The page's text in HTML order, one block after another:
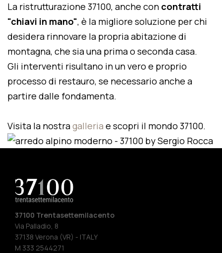
La ristrutturazione 37100, anche con contratti
"chiavi in mano", è la migliore soluzione per chi
desidera rinnovare la propria abitazione di
montagna, che sia una prima o seconda casa.
Gli interventi risultano in un vero e proprio
processo di restauro, se necessario anche a
partire dalle fondamenta.
Visita la nostragalleria e scopri il mondo 37100.
37100 Trentasettemilacento
Via Palladio, 8
37138 Verona (VR) - ITALY
M 333 2544271